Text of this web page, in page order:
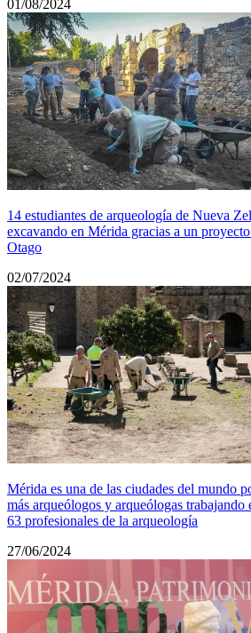
01/08/2024
14 estudiantes de arqueología de Nueva
excavando en Mérida gracias a un
Otago
02/07/2024
Mérida es una de las ciudades del mundo
más arqueólogos y arqueólogas
63 profesionales de la arqueología
27/06/2024